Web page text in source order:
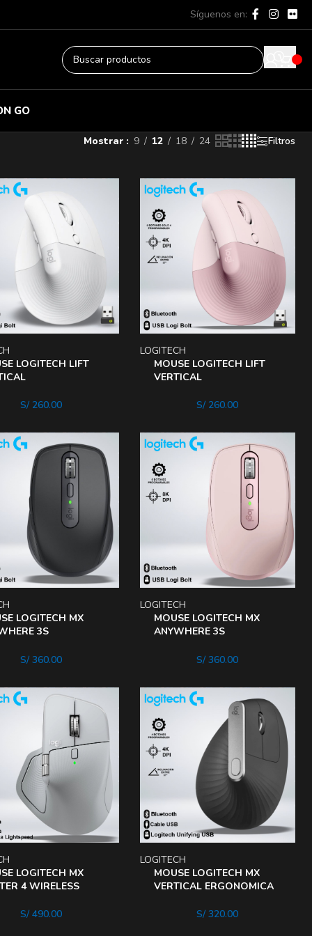
Síguenos en:
GO
Mostrar 9 12 18 24 Filtros
LOGITECH LIFT
ANGULO 57°
S/260.00
MOUSE LOGITECH LIFT
VERTICAL
COMODIDAD ANGULO 57°
LOGITECH
S/260.00
LOGITECH MX
3S
C CARGA
S/360.00
MOUSE LOGITECH MX
ANYWHERE 3S
DPI USB-C CARGA
LOGITECH
S/360.00
LOGITECH MX
4 WIRELESS
BLANCO
S/490.00
MOUSE LOGITECH MX
VERTICAL ERGONOMICA
LOGITECH
S/320.00